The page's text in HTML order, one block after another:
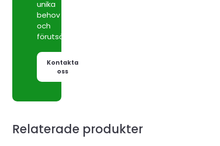
unika
behov
och
förutsättningar.
Kontakta
oss
Relaterade produkter